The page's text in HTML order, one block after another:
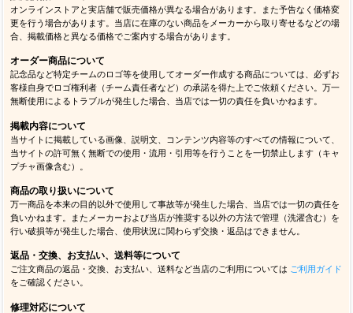
オンラインストアと実店舗で販売価格が異なる場合があります。また予告なく価格変
更を行う場合があります。当店に在庫のない商品をメーカーから取り寄せるなどの場
合、掲載価格と異なる価格でご案内する場合があります。
オーダー商品について
記念品など特定チームのロゴ等を使用してオーダー作成する商品については、必ずお
客様自身でロゴ権利者（チーム責任者など）の承諾を得た上でご依頼ください。万一
無断使用によるトラブルが発生した場合、当店では一切の責任を負いかねます。
掲載内容について
当サイトに掲載している画像、説明文、コンテンツ内容等のすべての情報について、
当サイトの許可無く無断での使用・流用・引用等を行うことを一切禁止します（キャ
プチャ画像含む）。
商品の取り扱いについて
万一商品を本来の目的以外で使用して事故等が発生した場合、当店では一切の責任を
負いかねます。またメーカーおよび当店が推奨する以外の方法で管理（洗濯含む）を
行い破損等が発生した場合、使用状況に関わらず交換・返品はできません。
返品・交換、お支払い、送料等について
ご注文商品の返品・交換、お支払い、送料など当店のご利用については ご利用ガイド
をご確認ください。
修理対応について